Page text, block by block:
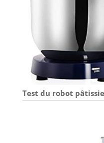
Test du robot